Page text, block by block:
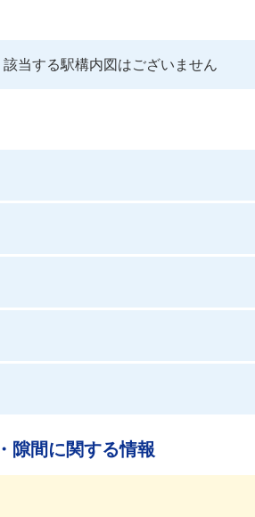
該当する駅構内図はございません
隙間に関する情報